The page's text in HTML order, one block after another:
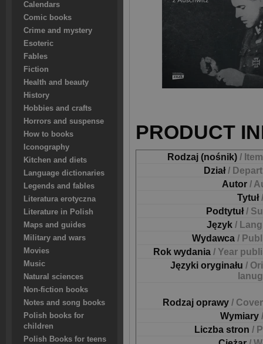
Calendars
Comic books
Crime and mystery
Esoteric
Fables
Fiction
Health and beauty
History
Hobbies and crafts
Horrors and suspense
How to books
Iconography
Kitchen and diets
Language dictionaries
Legends and fables
Literatura erotyczna
Literature in Polish
Maps and guides
Military and wars
Movies
Music
Natural sciences
Non-fiction books
Notes and song books
Polish books for
children
Polish Books for teens
PRODUCT
Rodzaj (nośnik) /
Dział/
Autor /
Tytuł
Podtytuł/
Język /
Wydawca /
Rok wydania / Year
Języki oryginału /
Rodzaj oprawy /
Wymiary
Liczba stron /